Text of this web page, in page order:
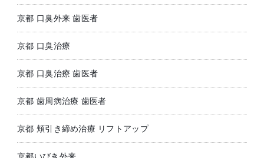
京都 口臭外来 歯医者
京都 口臭治療
京都 口臭治療 歯医者
京都 歯周病治療 歯医者
京都 頬引き締め治療 リフトアップ
京都いびき外来